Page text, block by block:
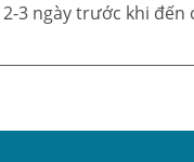
2-3 ngày trước khi đến